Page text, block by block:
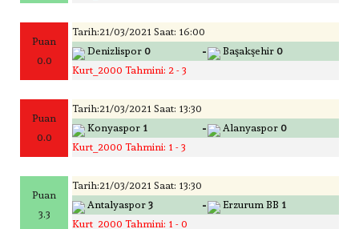
Puan
0.0
Tarih:21/03/2021 Saat: 16:00
Denizlispor 0 - Başakşehir 0
Kurt_2000 Tahmini: 2 - 3
Puan
0.0
Tarih:21/03/2021 Saat: 13:30
Konyaspor 1 - Alanyaspor 0
Kurt_2000 Tahmini: 1 - 3
Puan
3.3
Tarih:21/03/2021 Saat: 13:30
Antalyaspor 3 - Erzurum BB 1
Kurt_2000 Tahmini: 1 - 0